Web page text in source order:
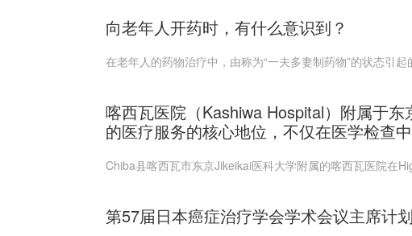
向老年人开药时，有什么意识到？
在老年人的药物治疗中，由称为“一夫多妻制药物”的状态引
喀西瓦医院（Kashiwa Hospital）附属于
的医疗服务的核心地位，不仅在医学检查
Chiba县喀西瓦市东京Jikeikai医科大学附属的喀西瓦医院在
第57届日本癌症治疗学会学术会议主席计